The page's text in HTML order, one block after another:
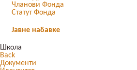
Чланови Фонда
Статут Фонда
Јавне набавке
Школа
Back
Документи